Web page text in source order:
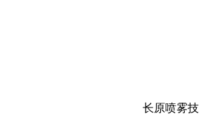
长原喷雾技